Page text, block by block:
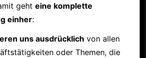
geht eine komplette
einher:
uns ausdrücklich von allen
oder Themen, die